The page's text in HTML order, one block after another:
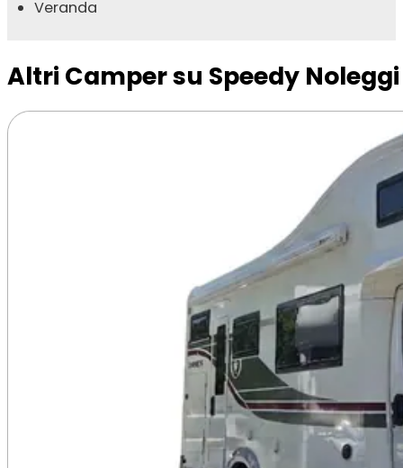
Veranda
Altri Camper su Speedy Noleggi